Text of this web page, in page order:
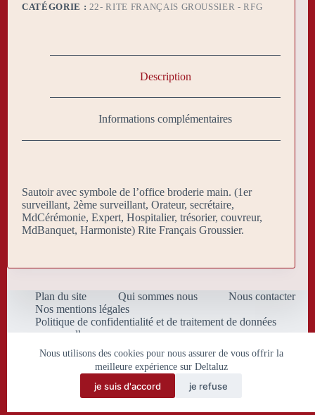
Nous utilisons des cookies pour nous assurer de vous offrir la
meilleure expérience sur Deltaluz
je suis d'accord je refuse
CATÉGORIE : 22- RITE FRANÇAIS GROUSSIER - RFG
Description
Informations complémentaires
Sautoir avec symbole de l’office broderie main. (1er
surveillant, 2ème surveillant, Orateur, secrétaire,
MdCérémonie, Expert, Hospitalier, trésorier, couvreur,
MdBanquet, Harmoniste) Rite Français Groussier.
Plan du site Qui sommes nous
Nous contacter
Nos mentions légales
Politique de confidentialité et de traitement de données
personnelles
Conditions Générales de Vente